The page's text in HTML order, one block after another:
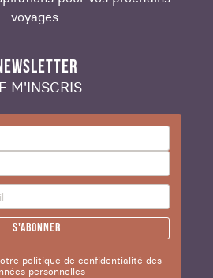
voyages.
M'INSCRIS
S'abonner
politique de confidentialité des
personnelles